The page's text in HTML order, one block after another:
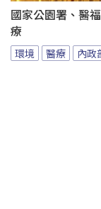
國家公園署、醫
療
環境 醫療 內政